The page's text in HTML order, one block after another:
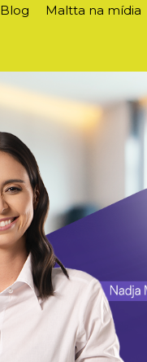
Blog
Maltta na mídia